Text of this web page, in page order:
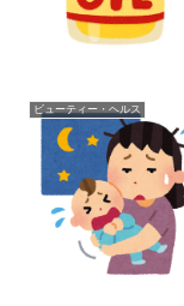
ビューティー・ヘルス